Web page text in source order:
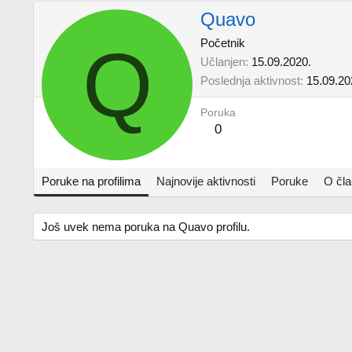
Q
Quavo
Početnik
Učlanjen 15.09.2020.
Poslednja aktivnost
Poruka
0
Poruke na profilima Najnovije aktivnosti Poruke O
Još uvek nema poruka na Quavo profilu.